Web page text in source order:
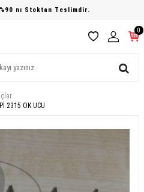
nı Stoktan Teslimdir.
0
2315 OK UCU